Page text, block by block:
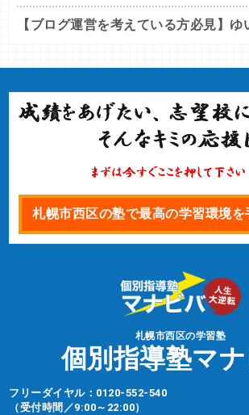
【ブログ運営を考えている方必見】ゆ
札幌市西区の塾で最高の学習環境
札幌市西区の学習塾
個別指導塾マ
フリーダイヤル： 0120-552-540
（受付時間／9:00～22:00）